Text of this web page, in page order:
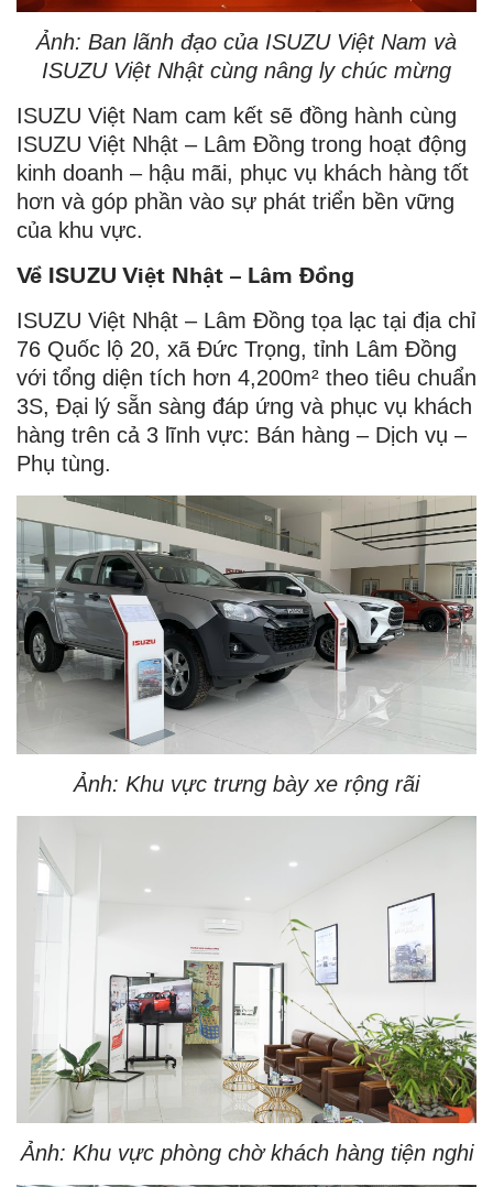
Ảnh: Ban lãnh đạo của ISUZU Việt Nam và
ISUZU Việt Nhật cùng nâng ly chúc mừng
ISUZU Việt Nam cam kết sẽ đồng hành cùng
ISUZU Việt Nhật – Lâm Đồng trong hoạt động
kinh doanh – hậu mãi, phục vụ khách hàng tốt
hơn và góp phần vào sự phát triển bền vững
của khu vực.
Về ISUZU Việt Nhật – Lâm Đồng
ISUZU Việt Nhật – Lâm Đồng tọa lạc tại địa chỉ
76 Quốc lộ 20, xã Đức Trọng, tỉnh Lâm Đồng
với tổng diện tích hơn 4,200m² theo tiêu chuẩn
3S, Đại lý sẵn sàng đáp ứng và phục vụ khách
hàng trên cả 3 lĩnh vực: Bán hàng – Dịch vụ –
Phụ tùng.
Ảnh: Khu vực trưng bày xe rộng rãi
Ảnh: Khu vực phòng chờ khách hàng tiện nghi